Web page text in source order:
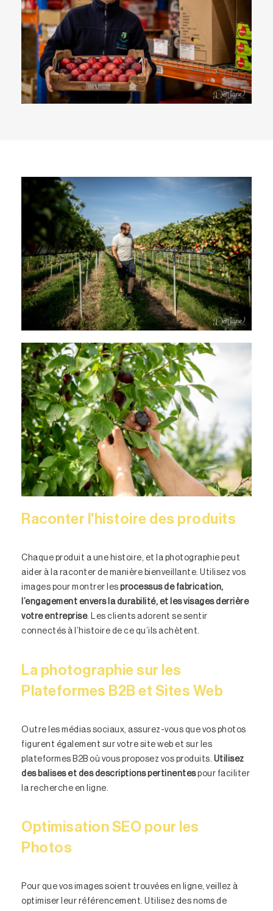
Raconter l'histoire des produits
Chaque produit a une histoire, et la photographie peut
aider à la raconter de manière bienveillante. Utilisez vos
images pour montrer les processus de fabrication,
l’engagement envers la durabilité, et les visages derrière
votre entreprise. Les clients adorent se sentir
connectés à l’histoire de ce qu’ils achètent.
La photographie sur les
Plateformes B2B et Sites Web
Outre les médias sociaux, assurez-vous que vos photos
figurent également sur votre site web et sur les
plateformes B2B où vous proposez vos produits. Utilisez
des balises et des descriptions pertinentespour faciliter
la recherche en ligne.
Optimisation SEO pour les
Photos
Pour que vos images soient trouvées en ligne, veillez à
optimiser leur référencement. Utilisez des noms de